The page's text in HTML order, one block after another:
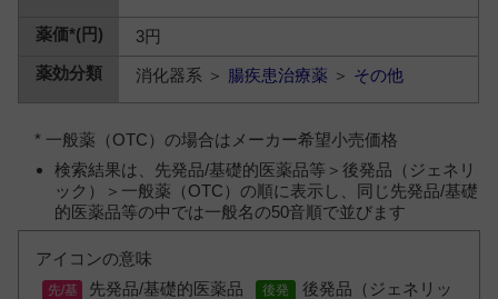
3円
消化器系 ＞ 腸疾患治療薬 ＞ その他
* 一般薬（OTC）の場合はメーカー希望小売価格
検索結果は、先発品/基礎的医薬品等＞後発品（ジェネリ
ック）＞一般薬（OTC）の順に表示し、同じ先発品/基礎
的医薬品等の中では一般名の50音順で並びます
アイコンの意味
先発品/基礎的医薬品
後発品（ジェネリッ